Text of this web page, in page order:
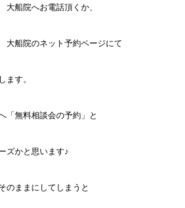
船院へお電話頂くか、
船院のネット予約ページにて
ます。
「無料相談会の予約」と
ズかと思います♪
のままにしてしまうと